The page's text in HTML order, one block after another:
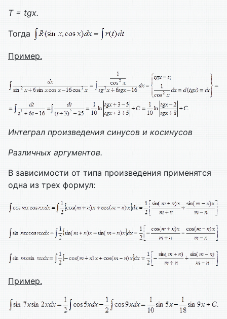
T = tgx.
Тогда
Пример.
Интеграл произведения синусов и косинусов
Различных аргументов.
В зависимости от типа произведения применятся
одна из трех формул:
Пример.